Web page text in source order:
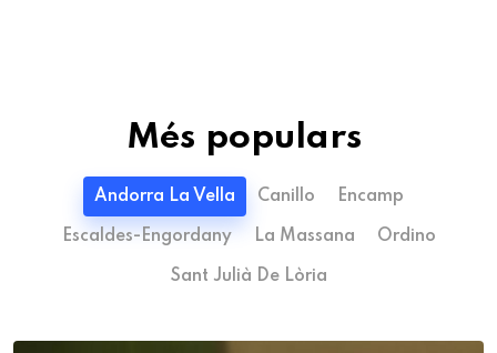
Més populars
Andorra La Vella Canillo Encamp
Escaldes-Engordany La Massana Ordino
Sant Julià De Lòria